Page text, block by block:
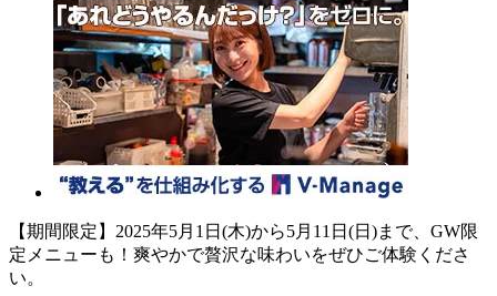
【期間限定】2025年5月1日(木)から5月11日(日)まで、GW限
定メニューも！爽やかで贅沢な味わいをぜひご体験くださ
い。